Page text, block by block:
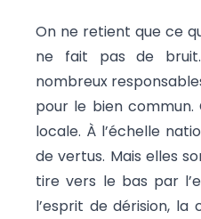
On ne retient que ce
ne fait pas de
nombreux
pour le bien commun.
locale. À l’échelle
de vertus. Mais elles
tire vers le bas par
l’esprit de dérision, la